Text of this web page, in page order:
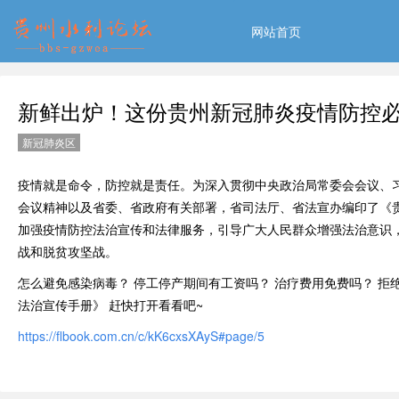
网站首页
新鲜出炉！这份贵州新冠肺炎疫情防控
新冠肺炎区
疫情就是命令，防控就是责任。为深入贯彻中央政治局常委会会议
会议精神以及省委、省政府有关部署，省司法厅、省法宣办编印了
加强疫情防控法治宣传和法律服务，引导广大人民群众增强法治意
战和脱贫攻坚战。
怎么避免感染病毒？ 停工停产期间有工资吗？ 治疗费用免费吗？
法治宣传手册》 赶快打开看看吧~
https://flbook.com.cn/c/kK6cxsXAyS#page/5